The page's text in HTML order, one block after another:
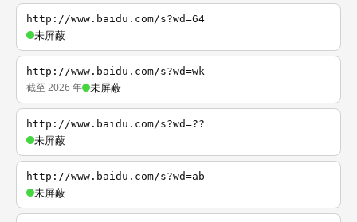
http://www.baidu.com/s?wd=64
未屏蔽
http://www.baidu.com/s?wd=wk
截至 2026 年 未屏蔽
http://www.baidu.com/s?wd=??
未屏蔽
http://www.baidu.com/s?wd=ab
未屏蔽